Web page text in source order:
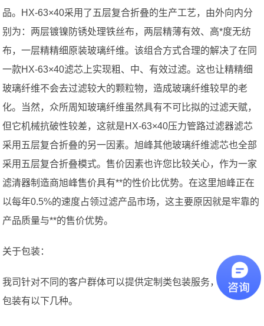
品。HX-63×40采用了五层复合折叠的生产工艺，由外向内分
别为：两层镀镍防锈处理铁丝布，两层精薄有效、高*度无纺
布，一层精精细原装玻璃纤维。该组合方式合理的解决了在同
一款HX-63×40滤芯上实现粗、中、有效过滤。这也让精精细
玻璃纤维不会去过滤较大的颗粒物，造成玻璃纤维较早的老
化。当然，众所周知玻璃纤维虽然具有不可比拟的过滤天赋，
但它机械抗破性较差，这就是HX-63×40压力管路过滤器滤芯
采用五层复合折叠的另一因素。旭峰其他玻璃纤维滤芯也全部
采用五层复合折叠模式。售价因素也许您比较关心，作为一家
滤清器制造商旭峰售价具有**的性价比优势。在这里旭峰正在
以每年0.5%的速度占领过滤产品市场，这主要原因就是牢靠的
产品质量与**的售价优势。
关于包装：
我司针对不同的客户群体可以提供定制类包装服务，主要现货
包装有以下几种。